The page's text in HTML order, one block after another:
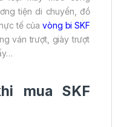
tiện di chuyển, đồ
tế củavòng bi SKF
ván trượt, giày trượt
mua SKF